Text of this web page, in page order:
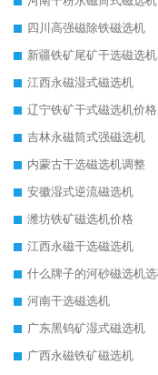
四川高强磁除铁磁选机
新疆铁矿尾矿干选磁选机
江西永磁湿式磁选机
辽宁铁矿干式磁选机价格
吉林永磁筒式强磁选机
内蒙古干选磁选机调整
安徽湿式逆流磁选机
潍坊铁矿磁选机价格
江西永磁干选磁选机
河南干选磁选机
广东黑钨矿湿式磁选机
广西永磁铁矿磁选机